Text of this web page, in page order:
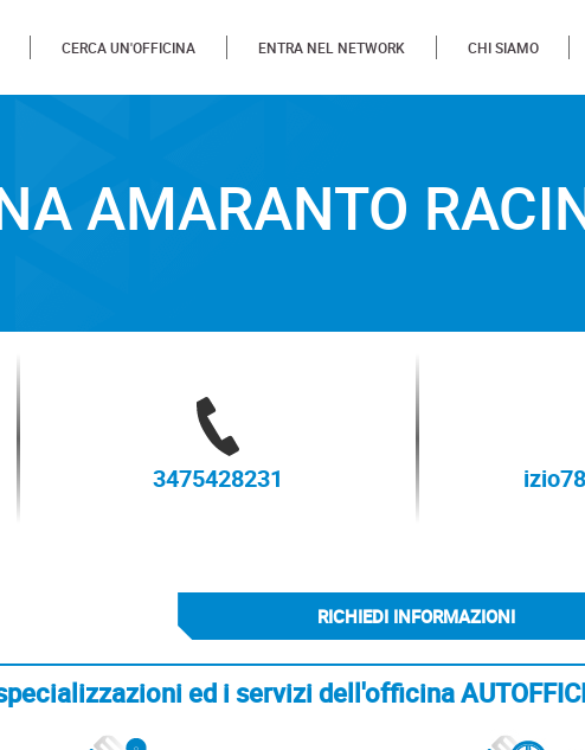
CERCA UN'OFFICINA ENTRA NEL NETWORK CHI SIAMO
RACING
AMARANTO
3475428231
RICHIEDI INFORMAZIONI
ed i servizi dell'officina